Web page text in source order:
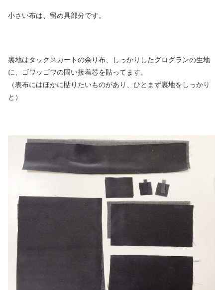
小さい布は、留め具部分です。
裏地はタックスカートの余り布、しっかりしたグログランの生地
に、ゴワッゴワの固い接着芯を貼ってます。
（表布にはほかに貼りたいものがあり、ひとまず裏地をしっかり
と）